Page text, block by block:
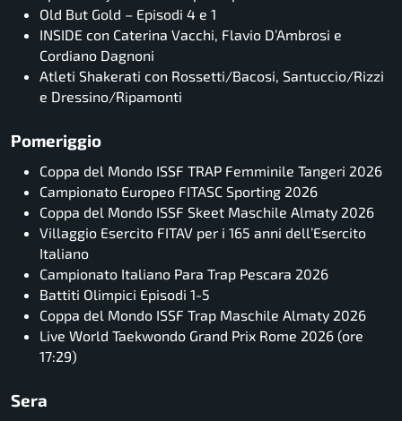
Old But Gold – Episodi 4 e 1
INSIDE con Caterina Vacchi, Flavio D’Ambrosi e
Cordiano Dagnoni
Atleti Shakerati con Rossetti/Bacosi, Santuccio/Rizzi
e Dressino/Ripamonti
Pomeriggio
Coppa del Mondo ISSF TRAP Femminile Tangeri 2026
Campionato Europeo FITASC Sporting 2026
Coppa del Mondo ISSF Skeet Maschile Almaty 2026
Villaggio Esercito FITAV per i 165 anni dell’Esercito
Italiano
Campionato Italiano Para Trap Pescara 2026
Battiti Olimpici Episodi 1-5
Coppa del Mondo ISSF Trap Maschile Almaty 2026
Live World Taekwondo Grand Prix Rome 2026 (ore
17:29)
Sera